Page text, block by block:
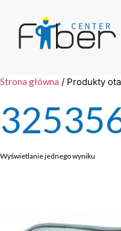
Strona główna / Produkty
Wyświetlanie jednego wyniku